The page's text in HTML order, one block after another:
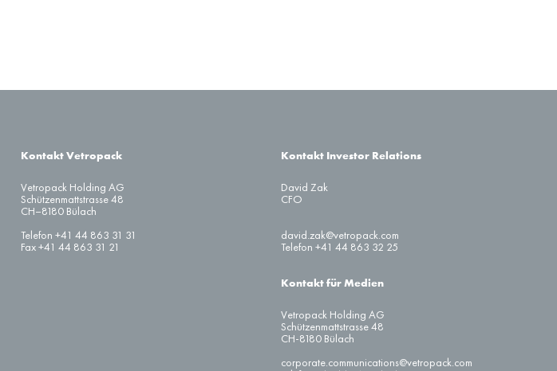
Kontakt Vetropack
Vetropack Holding AG
Schützenmattstrasse 48
CH–8180 Bülach
Telefon +41 44 863 31 31
Fax +41 44 863 31 21
Kontakt Investor Relations
David Zak
CFO
david.zak@vetropack.com
Telefon +41 44 863 32 25
Kontakt für Medien
Vetropack Holding AG
Schützenmattstrasse 48
CH-8180 Bülach
corporate.communications@vetropack.com